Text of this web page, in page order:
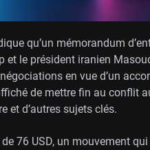
qu’un mémorandum
et le président iranien
en vue d’un
de mettre fin au conflit
et d’autres sujets clés.
76 USD, un mouvement